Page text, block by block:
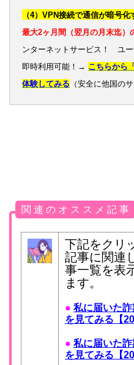
（4）VPN接続で通信が暗号
最大2ヶ月間（翌月の月末迄）
ンターネットサービス！ ユー
即時利用可能！→ こちらから
体験してみる （安全に他国の
関 連 の オ ス ス メ 記 事
下記をクリ
記事に関連
事一覧を表
ます。
● 私に届いた
を見てみる【
● 私に届いた
を見てみる【